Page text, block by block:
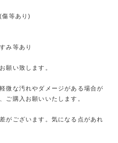
傷等あり)
み等あり
願い致します。
微な汚れやダメージがある場合が
ご購入お願いいたします。
がございます。気になる点があれ